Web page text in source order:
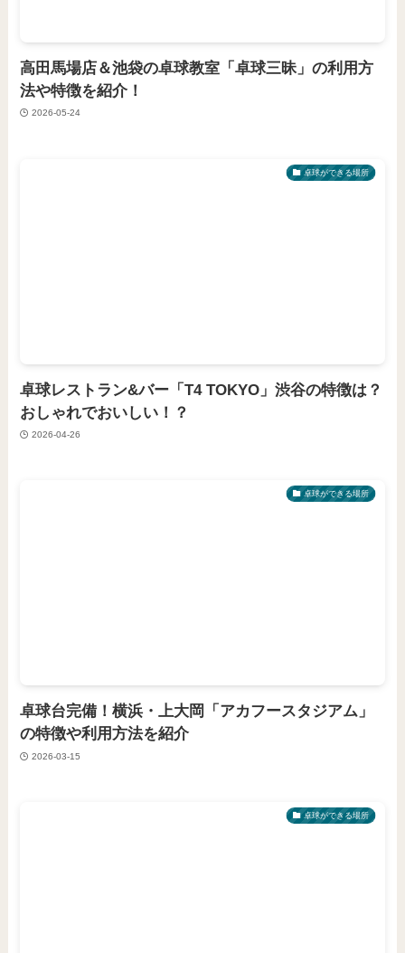
高田馬場店＆池袋の卓球教室「卓球三昧」の利用方
法や特徴を紹介！
2026-05-24
卓球ができる場所
卓球レストラン&バー「T4 TOKYO」渋谷の特徴は？
おしゃれでおいしい！？
2026-04-26
卓球ができる場所
卓球台完備！横浜・上大岡「アカフースタジアム」
の特徴や利用方法を紹介
2026-03-15
卓球ができる場所